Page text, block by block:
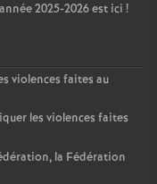
2025-2026 est ici !
violences faites au
les violences faites
la Fédération